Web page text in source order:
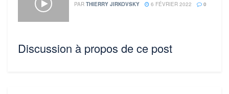
PAR THIERRY JIRKOVSKY 6 FÉVRIER 2022 0
Discussion à propos de ce post